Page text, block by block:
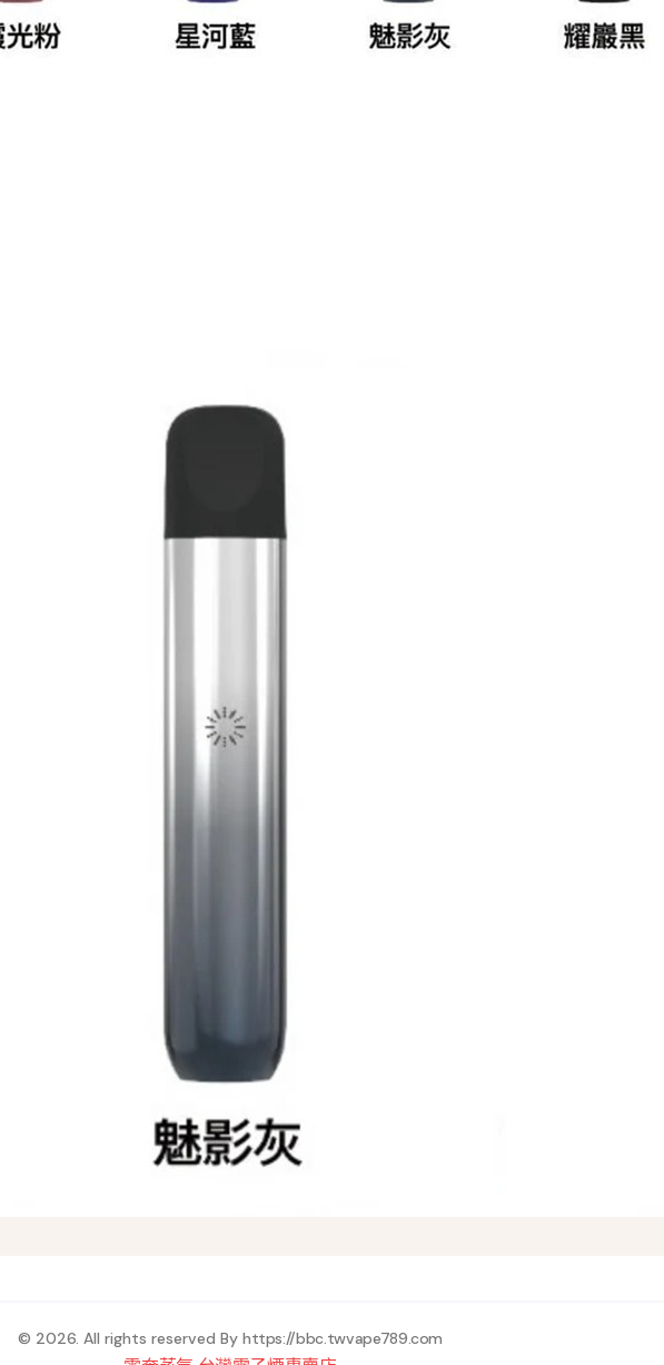
© 2026. All rights reserved By https://bbc.twvape789.com